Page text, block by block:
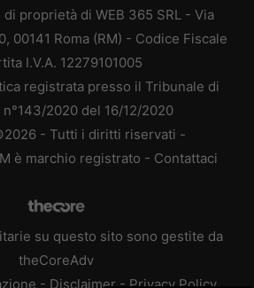
proprietà di WEB 365 SRL - Via
00141 Roma (RM) - Codice Fiscale
I.V.A. 12279101005
registrata presso il Tribunale di
n°143/2020 del 16/12/2020
- Tutti i diritti riservati -
è marchio registrato - Contattaci
su questo sito sono gestite da
theCoreAdv
- Disclaimer - Privacy Policy